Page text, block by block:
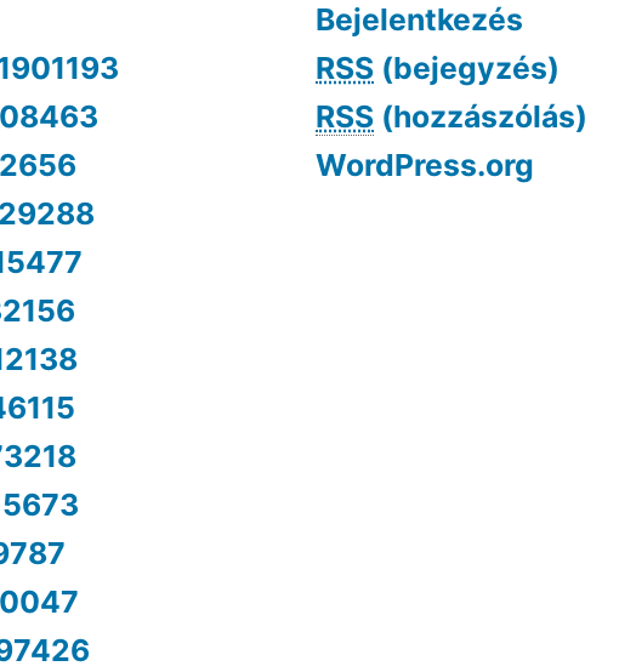
Bejelentkezés
RSS (bejegyzés)
RSS (hozzászólás)
WordPress.org